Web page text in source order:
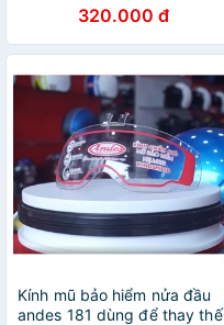
320.000 đ
Kính mũ bảo hiểm nửa đầu
andes 181 dùng để thay thế